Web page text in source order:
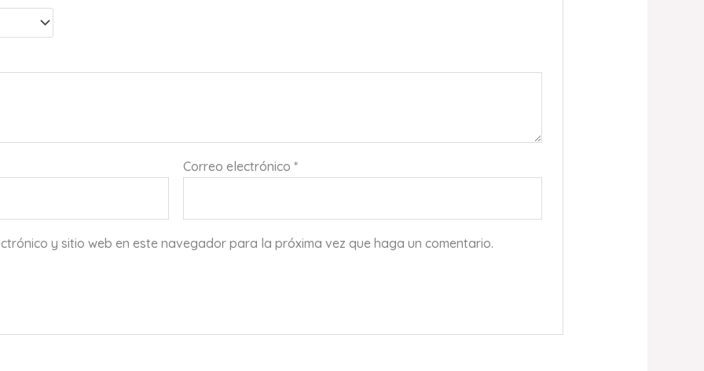
Correo electrónico*
y sitio web en este navegador para la próxima vez que haga un comentario.